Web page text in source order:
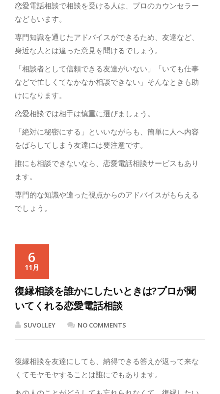
恋愛電話相談で相談を受ける人は、プロのカウンセラー
などもいます。
専門知識を通じたアドバイスができるため、友達など、
身近な人とは違った意見を聞けるでしょう。
「相談者として信頼できる友達がいない」「いても仕事
などで忙しくてなかなか相談できない」そんなときも助
けになります。
恋愛相談では相手は慎重に選びましょう。
「絶対に秘密にする」といいながらも、簡単に人へ内容
をばらしてしまう友達には要注意です。
誰にも相談できないなら、恋愛電話相談サービスもあり
ます。
専門的な知識や違った視点からのアドバイスがもらえる
でしょう。
6
11月
復縁相談を誰かにしたいときは?プロが聞
いてくれる恋愛電話相談
SUVOLLEY NO COMMENTS
復縁相談を友達にしても、納得できる答えが返って来な
くてモヤモヤすることは誰にでもあります。